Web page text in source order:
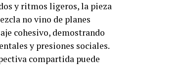
y ritmos ligeros, la pieza
no vino de planes
cohesivo, demostrando
y presiones sociales.
compartida puede